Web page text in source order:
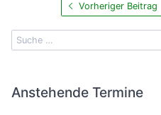
Vorheriger Beitrag
Anstehende Termine